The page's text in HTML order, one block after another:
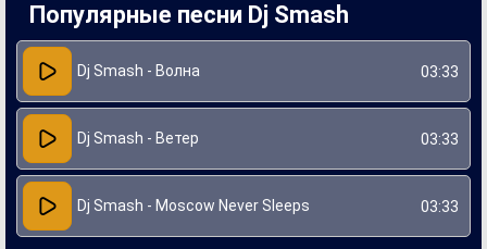
записи и сведения, что позволило достичь богатого
звучания. «Волна» отражает настроение времени,
наполняя слушателя энергией и позитивом. Этот трек
стал не только коммерчески успешным, но и показал
развитие музыкальной культуры в России.
Популярные песни Dj Smash
Dj Smash - Волна 03:33
Dj Smash - Ветер 03:33
Dj Smash - Moscow Never Sleeps 03:33